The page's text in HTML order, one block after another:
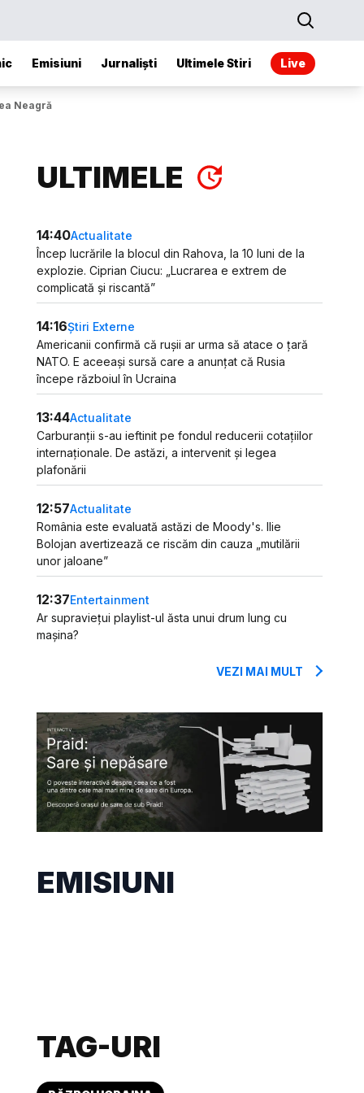
Emisiuni Jurnaliști Ultimele Stiri Live
Neagră
ULTIMELE
14:40Actualitate
Încep lucrările la blocul din Rahova, la 10 luni de la
explozie. Ciprian Ciucu: „Lucrarea e extrem de
complicată și riscantă”
14:16Știri Externe
Americanii confirmă că rușii ar urma să atace o țară
NATO. E aceeași sursă care a anunțat că Rusia
începe războiul în Ucraina
13:44Actualitate
Carburanții s-au ieftinit pe fondul reducerii cotațiilor
internaționale. De astăzi, a intervenit și legea
plafonării
12:57Actualitate
România este evaluată astăzi de Moody's. Ilie
Bolojan avertizează ce riscăm din cauza „mutilării
unor jaloane”
12:37Entertainment
Ar supraviețui playlist-ul ăsta unui drum lung cu
mașina?
VEZI MAI MULT
EMISIUNI
TAG-URI